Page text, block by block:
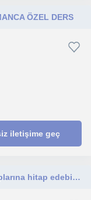
ÖZEL DERS
iletişime geç
5 senelik eğitim tecrübemle tüm yaş gruplarına hitap edebilirim. Ayrıca alanında uzman eğitimcilere çalıştım.